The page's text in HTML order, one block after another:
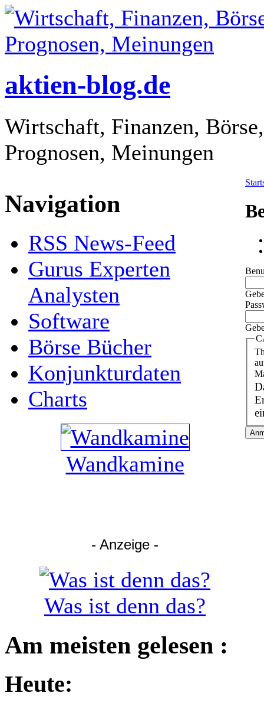
aktien-blog.de
Wirtschaft, Finanzen,
Prognosen, Meinungen
Navigation
RSS News-Feed
Gurus Experten
Analysten
Software
Börse Bücher
Konjunkturdaten
Charts
Wandkamine
- Anzeige -
Was ist denn das?
Am meisten gelesen :
Heute: